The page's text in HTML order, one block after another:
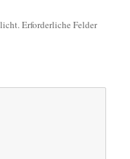
Erforderliche Felder